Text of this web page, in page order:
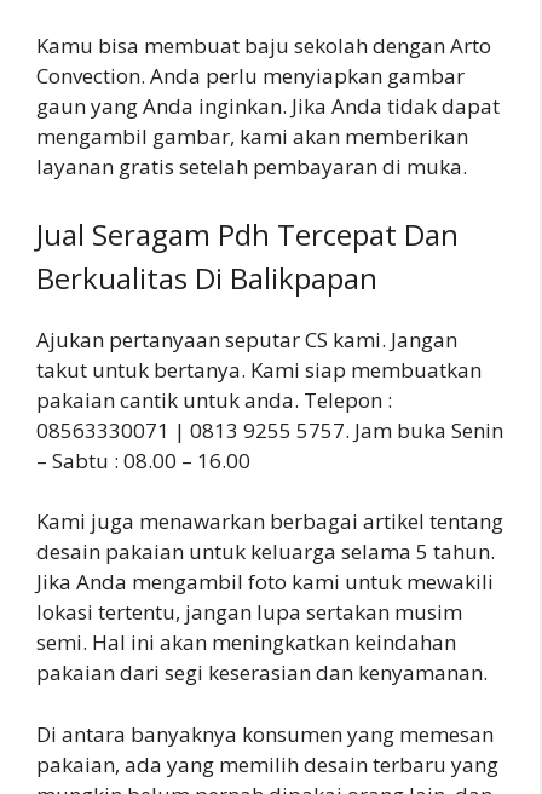
Kamu bisa membuat baju sekolah dengan Arto
Convection. Anda perlu menyiapkan gambar
gaun yang Anda inginkan. Jika Anda tidak dapat
mengambil gambar, kami akan memberikan
layanan gratis setelah pembayaran di muka.
Jual Seragam Pdh Tercepat Dan
Berkualitas Di Balikpapan
Ajukan pertanyaan seputar CS kami. Jangan
takut untuk bertanya. Kami siap membuatkan
pakaian cantik untuk anda. Telepon :
08563330071 | 0813 9255 5757. Jam buka Senin
– Sabtu : 08.00 – 16.00
Kami juga menawarkan berbagai artikel tentang
desain pakaian untuk keluarga selama 5 tahun.
Jika Anda mengambil foto kami untuk mewakili
lokasi tertentu, jangan lupa sertakan musim
semi. Hal ini akan meningkatkan keindahan
pakaian dari segi keserasian dan kenyamanan.
Di antara banyaknya konsumen yang memesan
pakaian, ada yang memilih desain terbaru yang